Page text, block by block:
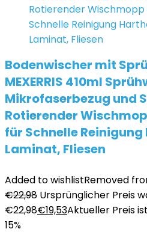
Bodenwischer mit
MEXERRIS 410ml
Mikrofaserbezug und
Rotierender
für Schnelle
Laminat, Fliesen
Added to wishlistRemoved
€22,98 Ursprünglicher Preis
€22,98€19,53Aktueller Preis
15%